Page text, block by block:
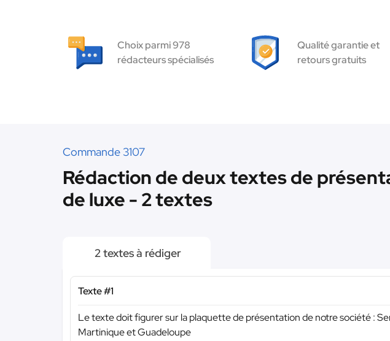
Choix parmi 978
rédacteurs spécialisés
Qualité garantie et
retours gratuits
Commande 3107
Rédaction de deux textes de
de luxe - 2 textes
2 textes à rédiger
Texte #1
Le texte doit figurer sur la plaquette de présentation de notre société :
Martinique et Guadeloupe